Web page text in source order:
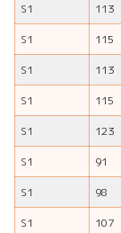
S1
113
S1
115
S1
113
S1
115
S1
123
S1
91
S1
98
S1
107